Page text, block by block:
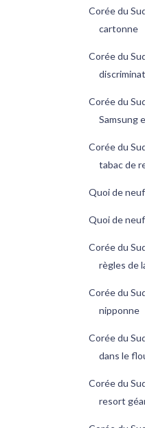
Corée du
cartonne
Corée du
Corée du
Samsung
Corée du
tabac de
Quoi de
Quoi de
Corée du
règles de
Corée du
nipponne
Corée du
dans le
Corée du
resort